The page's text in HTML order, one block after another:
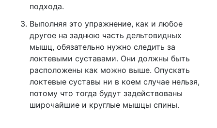
подхода.
Выполняя это упражнение, как и любое
другое на заднюю часть дельтовидных
мышц, обязательно нужно следить за
локтевыми суставами. Они должны быть
расположены как можно выше. Опускать
локтевые суставы ни в коем случае нельзя,
потому что тогда будут задействованы
широчайшие и круглые мышцы спины.